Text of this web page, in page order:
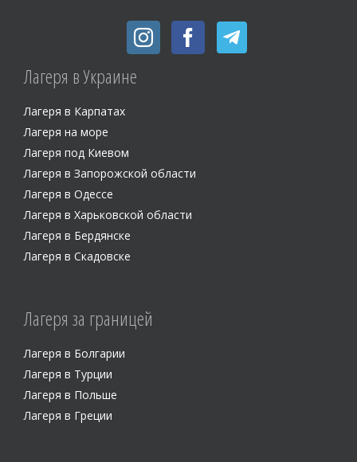
Лагеря в Украине
Лагеря в Карпатах
Лагеря на море
Лагеря под Киевом
Лагеря в Запорожской области
Лагеря в Одессе
Лагеря в Харьковской области
Лагеря в Бердянске
Лагеря в Скадовске
Лагеря за границей
Лагеря в Болгарии
Лагеря в Турции
Лагеря в Польше
Лагеря в Греции